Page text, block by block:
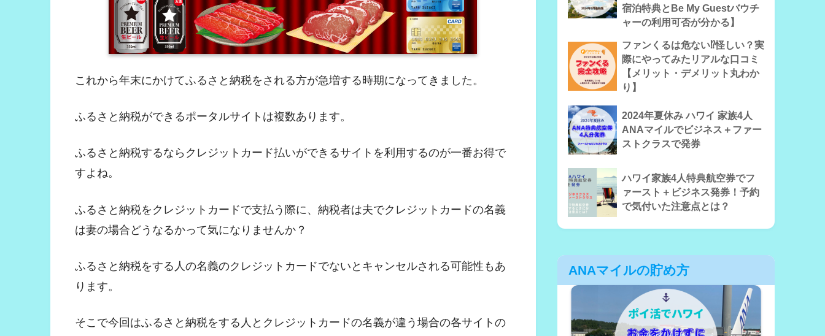
これから年末にかけてふるさと納税をされる方が急増する時期になってきました。
ふるさと納税ができるポータルサイトは複数あります。
ふるさと納税するならクレジットカード払いができるサイトを利用するのが一番お得で
すよね。
ふるさと納税をクレジットカードで支払う際に、納税者は夫でクレジットカードの名義
は妻の場合どうなるかって気になりませんか？
ふるさと納税をする人の名義のクレジットカードでないとキャンセルされる可能性もあ
ります。
そこで今回はふるさと納税をする人とクレジットカードの名義が違う場合の各サイトの
宿泊特典とBe My Guestバウチ
ャーの利用可否が分かる】
ファンくるは危ない⁉怪しい？実
際にやってみたリアルな口コミ
【メリット・デメリット丸わか
り】
2024年夏休み ハワイ 家族4人
ANAマイルでビジネス＋ファー
ストクラスで発券
ハワイ家族4人特典航空券でフ
ァースト＋ビジネス発券！予約
で気付いた注意点とは？
ANAマイルの貯め方